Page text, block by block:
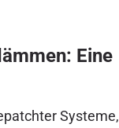
Eine
Systeme,